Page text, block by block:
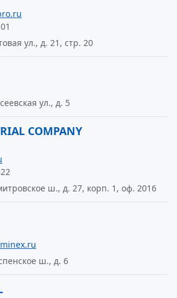
ул., д. 21, стр. 20
ул., д. 5
COMPANY
ш., д. 27, корп. 1, оф. 2016
ш., д. 6